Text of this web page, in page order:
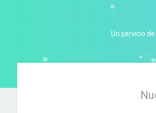
Un servicio